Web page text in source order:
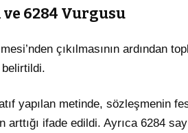
6284 Vurgusu
çıkılmasının ardından
belirtildi.
yapılan metinde, sözleşmenin
arttığı ifade edildi. Ayrıca 6284